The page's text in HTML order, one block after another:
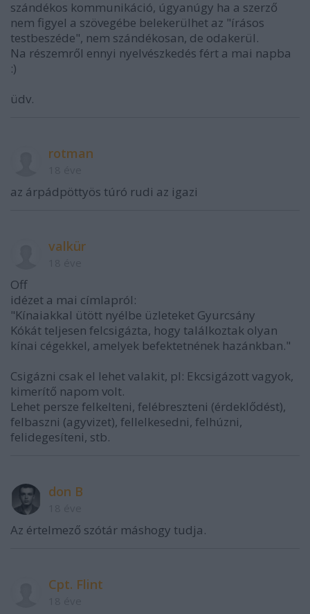
szándékos kommunikáció, úgyanúgy ha a szerző
nem figyel a szövegébe belekerülhet az "írásos
testbeszéde", nem szándékosan, de odakerül.
Na részemről ennyi nyelvészkedés fért a mai napba
:)
üdv.
rotman
az árpádpöttyös túró rudi az igazi
valkür
Off
idézet a mai címlapról:
"Kínaiakkal ütött nyélbe üzleteket Gyurcsány
Kókát teljesen felcsigázta, hogy találkoztak olyan
kínai cégekkel, amelyek befektetnének hazánkban."
Csigázni csak el lehet valakit, pl: Ekcsigázott vagyok,
kimerítő napom volt.
Lehet persze felkelteni, felébreszteni (érdeklődést),
felbaszni (agyvizet), fellelkesedni, felhúzni,
felidegesíteni, stb.
don B
Az értelmező szótár máshogy tudja.
Cpt. Flint